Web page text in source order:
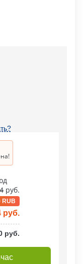
руб.
RUB
руб.
руб.